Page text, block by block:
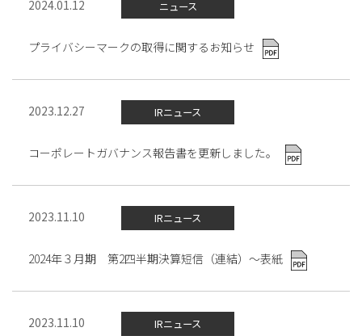
2024.01.12 ニュース
プライバシーマークの取得に関するお知らせ
2023.12.27 IRニュース
コーポレートガバナンス報告書を更新しました。
2023.11.10 IRニュース
2024年３月期 第2四半期決算短信（連結）～表紙
2023.11.10 IRニュース